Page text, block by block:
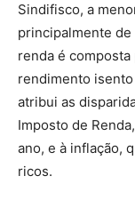
Sindifisco, a
principalmente
renda é
rendimento isento
atribui as
Imposto de
ano, e à inflação,
ricos.